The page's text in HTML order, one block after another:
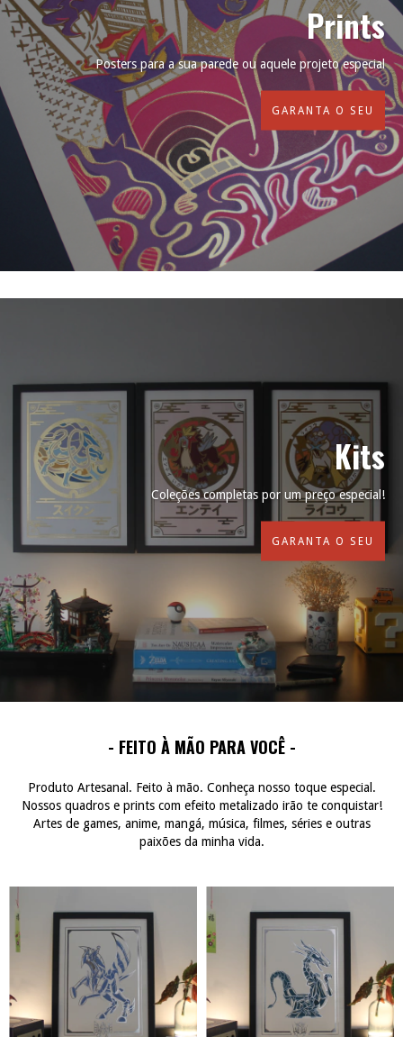
Prints
Posters para a sua parede ou aquele projeto especial
GARANTA O SEU
Kits
Coleções completas por um preço especial!
GARANTA O SEU
- FEITO À MÃO PARA VOCÊ -
Produto Artesanal. Feito à mão. Conheça nosso toque especial.
Nossos quadros e prints com efeito metalizado irão te conquistar!
Artes de games, anime, mangá, música, filmes, séries e outras
paixões da minha vida.